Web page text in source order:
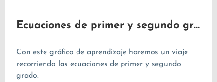
Ecuaciones de primer y segundo grado
Con este gráfico de aprendizaje haremos un viaje
recorriendo las ecuaciones de primer y segundo
grado.